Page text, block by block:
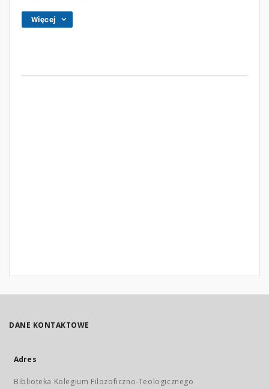
Więcej
DANE KONTAKTOWE
Adres
Biblioteka Kolegium Filozoficzno-Teologicznego